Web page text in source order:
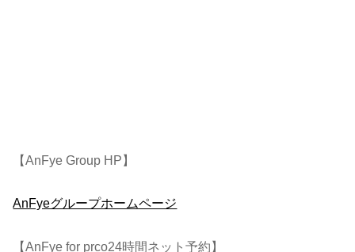
【AnFye Group HP】
AnFyeグループホームページ
【AnFye for prco24時間ネット予約】